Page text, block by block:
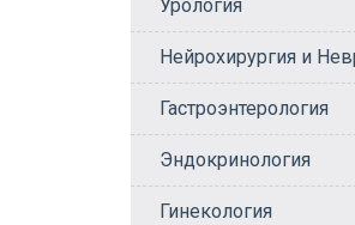
Урология
Нейрохирургия и
Гастроэнтерология
Эндокринология
Гинекология